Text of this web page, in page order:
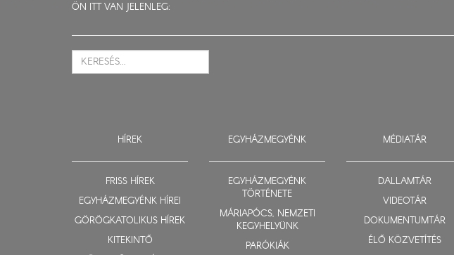
ÖN ITT VAN JELENLEG:
HÍREK
FRISS HÍREK
EGYHÁZMEGYÉNK HÍREI
GÖRÖGKATOLIKUS HÍREK
KITEKINTŐ
EGYHÁZMEGYÉNK
EGYHÁZMEGYÉNK
TÖRTÉNETE
MÁRIAPÓCS, NEMZETI
KEGYHELYÜNK
PARÓKIÁK
MÉDIATÁR
DALLAMTÁR
VIDEOTÁR
DOKUMENTUMTÁR
ÉLŐ KÖZVETÍTÉS